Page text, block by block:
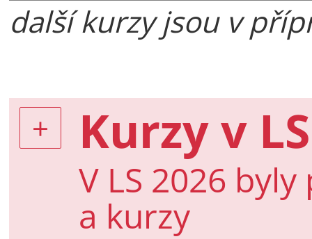
další kurzy jsou v
Kurzy v
V LS 2026
a kurzy